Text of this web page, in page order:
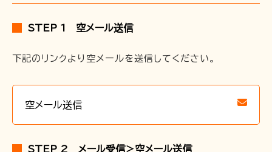
〒691-0001 島根県出雲市平田町2226
松江しんじ湖温泉駅 TEL 0852-21-2429
雲州平田駅 TEL 0852-21-2429
TEL 0852-21-2429
STEP 1 空メール送信
下記のリンクより空メールを送信してください。
空メール送信
STEP 2 メール受信＞空メール送信